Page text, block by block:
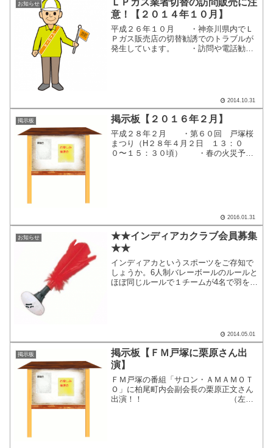
お知らせ
意！【２０１４年１０月】
平成２６年１０月 ・神奈川県内でＬ
Ｐガス販売店の切替勧誘でのトラブルが
発生しています。 ・訪問や電話勧
2014.10.31
掲示板 掲示板【２０１６年２月】
平成２８年２月 ・第６０回 戸塚桜
まつり（H２８年４月２日 １３：０
０〜１５：３０頃） ・春の火災予防
2016.01.31
お知らせ
★★インディアカクラブ会員募集
★★
インディアカというスポーツをご存知で
しょうか。6人制バレーボールのルールと
ほぼ同じルールで１チームが4名で羽を素
2014.05.01
掲示板
掲示板【ＦＭ戸塚に栗原さん出
演】
ＦＭ戸塚の番組「サロン・ＡＭＡＭＯＴ
Ｏ」に柏尾町内会副会長の栗原正文さん
出演！！ （左か